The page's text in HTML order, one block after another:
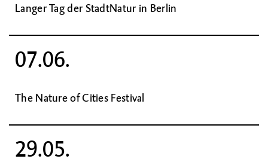
Langer Tag der StadtNatur in Berlin
07.06.
The Nature of Cities Festival
29.05.